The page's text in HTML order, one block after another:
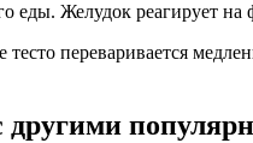
Желудок реагирует на
переваривается
другими